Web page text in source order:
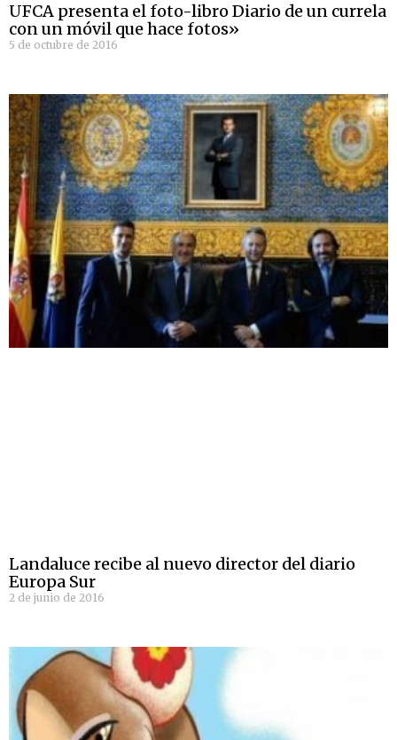
UFCA presenta el foto-libro Diario de un currela
con un móvil que hace fotos»
5 de octubre de 2016
Landaluce recibe al nuevo director del diario
Europa Sur
2 de junio de 2016